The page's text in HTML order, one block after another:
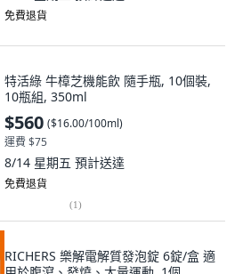
免費退貨
特活綠 牛樟芝機能飲 隨手瓶, 10個裝,
10瓶組, 350ml
$560 ($16.00/100ml)
運費 $75
8/14 星期五 預計送達
免費退貨
(1)
RICHERS 樂解電解質發泡錠 6錠/盒 適